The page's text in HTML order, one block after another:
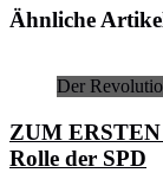
Ähnliche
Der
ZUM ERSTEN
Rolle der SPD